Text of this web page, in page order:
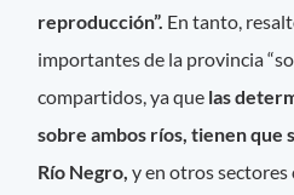
reproducción”. En tanto,
importantes de la provincia
compartidos, ya que las
sobre ambos ríos, tienen que
Río Negro,y en otros sectores